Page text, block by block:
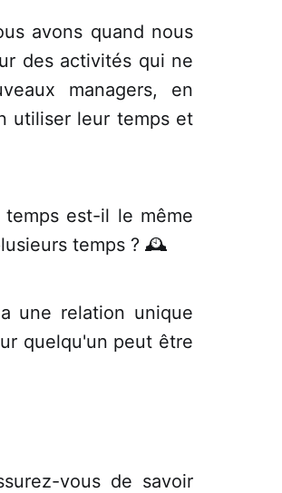
avons quand nous
des activités qui ne
managers, en
utiliser leur temps et
est-il le même
temps ? 🕰️
une relation unique
quelqu'un peut être
vous de savoir